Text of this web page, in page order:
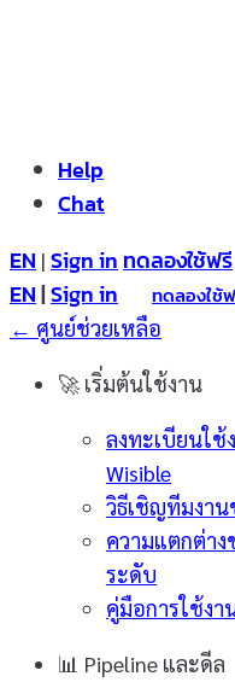
Help
Chat
EN | Sign in ทดลองใช้ฟรี
EN|Sign in
ทดลองใช้
← ศูนย์ช่วยเหลือ
🚀 เริ่มต้นใช้งาน
ลงทะเบียนใ
Wisible
วิธีเชิญทีมงาน
ความแตกต่าง
ระดับ
คู่มือการใช้งา
📊 Pipeline และดีล